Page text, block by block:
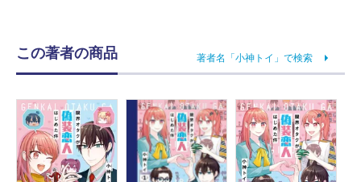
この著者の商品 著者名「小神トイ」で検索